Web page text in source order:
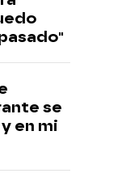
se
en mi